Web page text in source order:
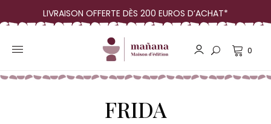
LIVRAISON OFFERTE DÈS 200 EUROS D’ACHAT*
0
FRIDA